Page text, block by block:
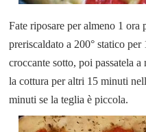
Fate riposare per almeno 1
preriscaldato a 200° statico per
croccante sotto, poi passatela
la cottura per altri 15 minuti
minuti se la teglia è piccola.